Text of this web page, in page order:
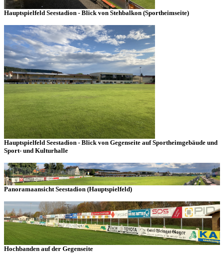
Hauptspielfeld Seestadion - Blick von Stehbalkon (Sportheimseite)
Hauptspielfeld Seestadion - Blick von Gegenseite auf Sportheimgebäude und
Sport- und Kulturhalle
Panoramaansicht Seestadion (Hauptspielfeld)
Hochbanden auf der Gegenseite